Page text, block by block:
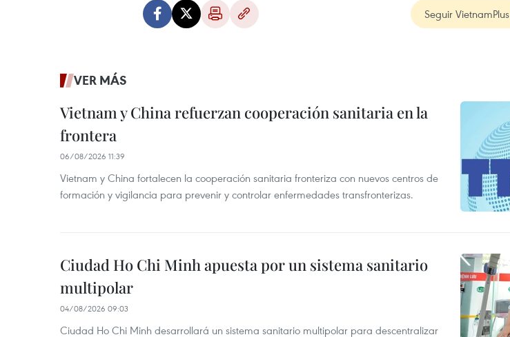
Seguir VietnamPlus
VER MÁS
Vietnam y China refuerzan cooperación sanitaria en la
frontera
06/08/2026 11:39
Vietnam y China fortalecen la cooperación sanitaria fronteriza con nuevos centros de
formación y vigilancia para prevenir y controlar enfermedades transfronterizas.
Ciudad Ho Chi Minh apuesta por un sistema sanitario
multipolar
04/08/2026 09:03
Ciudad Ho Chi Minh desarrollará un sistema sanitario multipolar para descentralizar